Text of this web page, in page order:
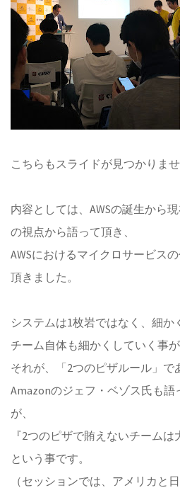
こちらもスライドが見つかりませ
内容としては、AWSの誕生から
の視点から語って頂き、
AWSにおけるマイクロサービス
頂きました。
システムは1枚岩ではなく、細か
チーム自体も細かくしていく事が
それが、「2つのピザルール」で
Amazonのジェフ・ベゾス氏も
が、
『2つのピザで賄えないチームは
という事です。
（セッションでは、アメリカと